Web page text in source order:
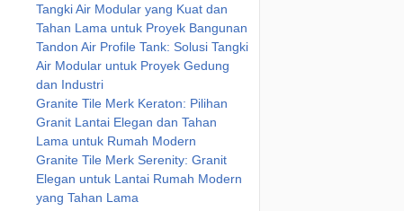
Tangki Air Modular yang Kuat dan
Tahan Lama untuk Proyek Bangunan
Tandon Air Profile Tank: Solusi Tangki
Air Modular untuk Proyek Gedung
dan Industri
Granite Tile Merk Keraton: Pilihan
Granit Lantai Elegan dan Tahan
Lama untuk Rumah Modern
Granite Tile Merk Serenity: Granit
Elegan untuk Lantai Rumah Modern
yang Tahan Lama